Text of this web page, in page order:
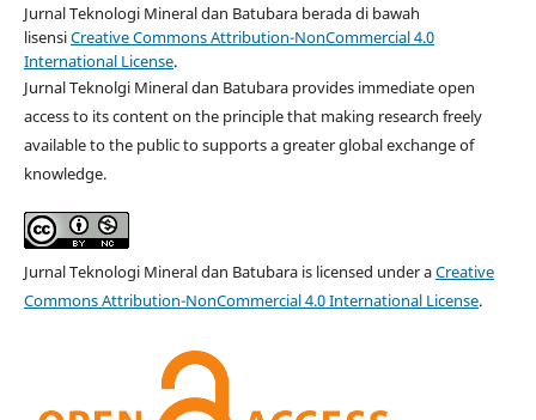
Jurnal Teknologi Mineral dan Batubara berada di bawah
lisensiCreative Commons Attribution-NonCommercial 4.0
International License.
Jurnal Teknolgi Mineral dan Batubara provides immediate open
access to its content on the principle that making research freely
available to the public to supports a greater global exchange of
knowledge.
Jurnal Teknologi Mineral dan Batubara is licensed under aCreative
Commons Attribution-NonCommercial 4.0 International License.